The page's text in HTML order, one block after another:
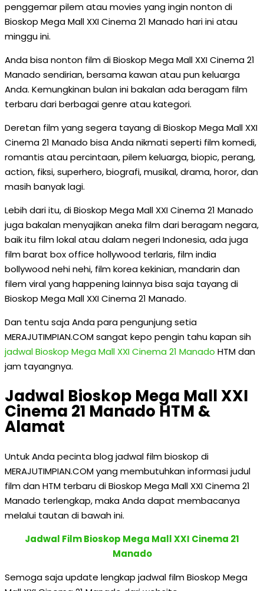
penggemar pilem atau movies yang ingin nonton di
Bioskop Mega Mall XXI Cinema 21 Manado hari ini atau
minggu ini.
Anda bisa nonton film di Bioskop Mega Mall XXI Cinema 21
Manado sendirian, bersama kawan atau pun keluarga
Anda. Kemungkinan bulan ini bakalan ada beragam film
terbaru dari berbagai genre atau kategori.
Deretan film yang segera tayang di Bioskop Mega Mall XXI
Cinema 21 Manado bisa Anda nikmati seperti film komedi,
romantis atau percintaan, pilem keluarga, biopic, perang,
action, fiksi, superhero, biografi, musikal, drama, horor, dan
masih banyak lagi.
Lebih dari itu, di Bioskop Mega Mall XXI Cinema 21 Manado
juga bakalan menyajikan aneka film dari beragam negara,
baik itu film lokal atau dalam negeri Indonesia, ada juga
film barat box office hollywood terlaris, film india
bollywood nehi nehi, film korea kekinian, mandarin dan
filem viral yang happening lainnya bisa saja tayang di
Bioskop Mega Mall XXI Cinema 21 Manado.
Dan tentu saja Anda para pengunjung setia
MERAJUTIMPIAN.COM sangat kepo pengin tahu kapan sih
jadwal Bioskop Mega Mall XXI Cinema 21 Manado HTM dan
jam tayangnya.
Jadwal Bioskop Mega Mall XXI
Cinema 21 Manado HTM &
Alamat
Untuk Anda pecinta blog jadwal film bioskop di
MERAJUTIMPIAN.COM yang membutuhkan informasi judul
film dan HTM terbaru di Bioskop Mega Mall XXI Cinema 21
Manado terlengkap, maka Anda dapat membacanya
melalui tautan di bawah ini.
Jadwal Film Bioskop Mega Mall XXI Cinema 21
Manado
Semoga saja update lengkap jadwal film Bioskop Mega